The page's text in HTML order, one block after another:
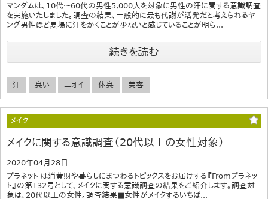
マンダムは、10代～60代の男性5,000人を対象に男性の汗に関する意識調査
を実施いたしました。調査の結果、一般的に最も代謝が活発だと考えられるヤ
ング男性ほど夏場に汗をかくことが少ないと感じていることが明ら...
続きを読む
汗 臭い ニオイ 体臭 美容
メイク
メイクに関する意識調査（20代以上の女性対象）
2020年04月28日
プラネット は消費財や暮らしにまつわるトピックスをお届けする『Fromプラネッ
ト』の第132号として、メイクに関する意識調査の結果をご紹介します。調査対
象は、20代以上の女性。調査結果■女性がメイクするいちば...